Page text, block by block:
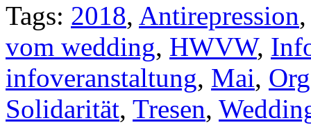
Tags: 2018, Antirepression
vom wedding, HWVW,
infoveranstaltung, Mai,
Solidarität, Tresen,